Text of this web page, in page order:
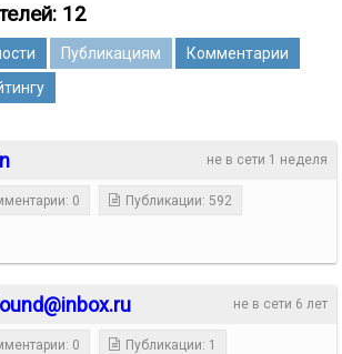
12
Публикациям
Комментарии
не в сети 1 неделя
0 Публикации: 592
не в сети 6 лет
0 Публикации: 1